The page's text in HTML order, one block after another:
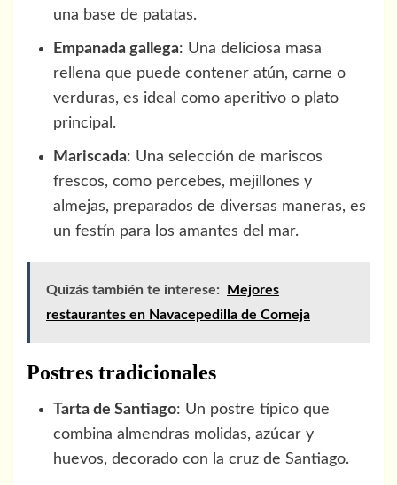
una base de patatas.
Empanada gallega: Una deliciosa masa
rellena que puede contener atún, carne o
verduras, es ideal como aperitivo o plato
principal.
Mariscada: Una selección de mariscos
frescos, como percebes, mejillones y
almejas, preparados de diversas maneras, es
un festín para los amantes del mar.
Quizás también te interese:
Mejores
restaurantes en Navacepedilla de Corneja
Postres tradicionales
Tarta de Santiago: Un postre típico que
combina almendras molidas, azúcar y
huevos, decorado con la cruz de Santiago.